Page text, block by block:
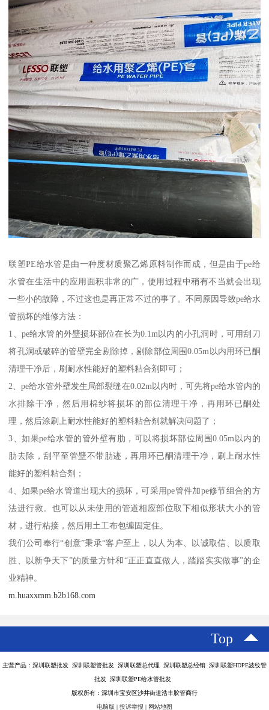
联塑PE给水管是由一种度材质聚乙烯原料制作而成，但是由于pe给
水管在生活中的应用面积非常的广，使用过程中稍有不当就会出现
一些小的故障，不过这也是再正常不过的事了。不同原因导致pe给水
管损坏的维修方法：
1、pe给水管的外壁损坏部位在长为0.1m以内的小孔洞时，可用刮刀
将孔洞或破碎的管壁完全剔除掉，剔除部位周围0.05m以内用环已酮
清理干净后，刷耐水性能好的塑料粘合剂即可；
2、pe给水管外壁发生局部裂缝在0.02m以内时，可先将pe给水管内的
水排除干净，然后用棉纱将损坏的部位清理干净，再用环已酮处
理，然后涂刷上耐水性能好的塑料粘合剂就解决问题了；
3、如果pe给水管的管外壁有肋，可以将损坏部位周围0.05m以内的
肋去除，刮平至管壁不带肋迹，再用环已酮清理干净，刷上耐水性
能好的塑料粘合剂；
4、如果pe给水管道出现大的损坏，可采用pe管件加pe修节组合的方
法进行救。也可以从未使用的管道相应部位取下相似形状大小的管
材，进行粘接，然后用土工布包缠固定住。
我们公司奉行“创意”秉承“客户至上，以人为本、以诚取信、以质取
胜、以新争天下”的质量方针和“正正直直做人，踏踏实实做事”的企
业精神。
m.huaxxmm.b2b168.com
Top
主营产品：深圳联塑批发 深圳联塑管批发 深圳联塑总代理 深圳联塑总经销 深圳联塑HDPE波纹管
批发 深圳联塑PE给水管批发
版权所有：深圳市宝安区沙井街道浩丰胶管商行
电脑版 | 投诉举报 | 网站地图